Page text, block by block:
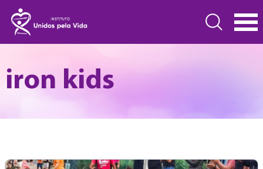
iron kids